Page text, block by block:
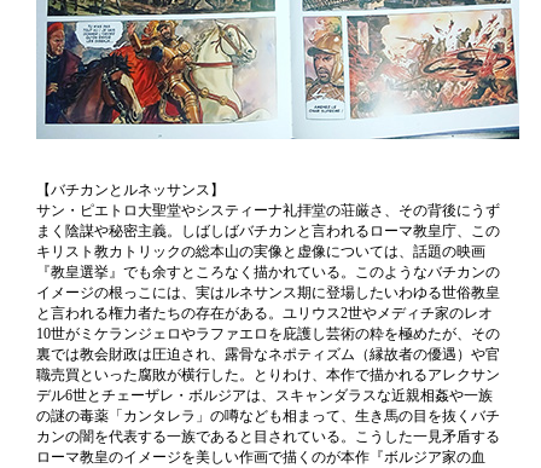
【バチカンとルネッサンス】
サン・ピエトロ大聖堂やシスティーナ礼拝堂の荘厳さ、その背後にうず
まく陰謀や秘密主義。しばしばバチカンと言われるローマ教皇庁、この
キリスト教カトリックの総本山の実像と虚像については、話題の映画
『教皇選挙』でも余すところなく描かれている。このようなバチカンの
イメージの根っこには、実はルネサンス期に登場したいわゆる世俗教皇
と言われる権力者たちの存在がある。ユリウス2世やメディチ家のレオ
10世がミケランジェロやラファエロを庇護し芸術の粋を極めたが、その
裏では教会財政は圧迫され、露骨なネポティズム（縁故者の優遇）や官
職売買といった腐敗が横行した。とりわけ、本作で描かれるアレクサン
デル6世とチェーザレ・ボルジアは、スキャンダラスな近親相姦や一族
の謎の毒薬「カンタレラ」の噂なども相まって、生き馬の目を抜くバチ
カンの闇を代表する一族であると目されている。こうした一見矛盾する
ローマ教皇のイメージを美しい作画で描くのが本作『ボルジア家の血